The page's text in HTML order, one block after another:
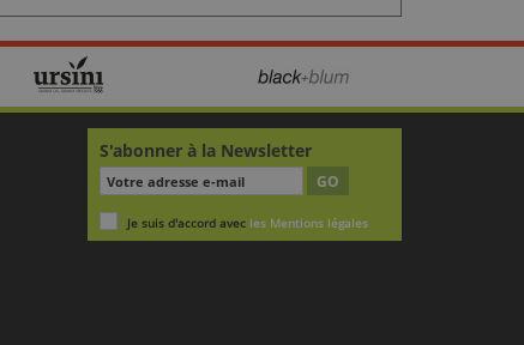
S'abonner à la Newsletter
GO
Je suis d'accord avec les Mentions légales